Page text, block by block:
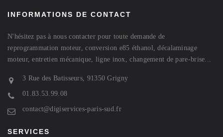
INFORMATIONS DE CONTACT
N'hésitez pas à nous contacter pour toute demande de
reprogrammation moteur, conversion e85 éthanol, décalaminage
moteur, entretien mécanique, ligne inox, changement de pare-brise...
3 Rue des Batisseurs, 91350 Grigny
01.83.53.99.08
contact@digiservices-paris-sud.fr
SERVICES